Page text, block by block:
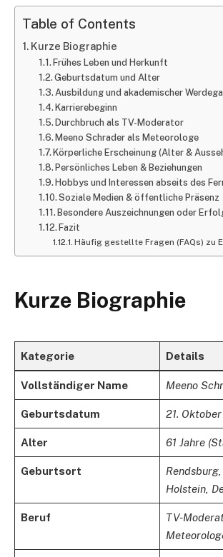
Table of Contents
Kurze Biographie
Frühes Leben und Herkunft
Geburtsdatum und Alter
Ausbildung und akademischer
Karrierebeginn
Durchbruch als TV-Moderator
Meeno Schrader als Meteorologe
Körperliche Erscheinung (Alter &
Persönliches Leben & Beziehungen
Hobbys und Interessen abseits des
Soziale Medien & öffentliche Präsenz
Besondere Auszeichnungen oder
Fazit
Häufig gestellte Fragen (FAQs) zu
Kurze Biographie
Kategorie Details
Vollständiger Name Meeno
Geburtsdatum 21.
Alter 61 Jahre
Geburtsort
Holstein,
Beruf
TV-